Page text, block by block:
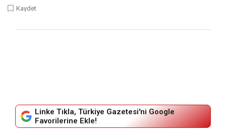
Kaydet
Linke Tıkla, Türkiye Gazetesi'ni Google
Favorilerine Ekle!